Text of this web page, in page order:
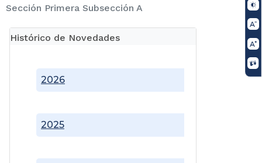
Sección Primera Subsección A
Histórico de Novedades
2025
2026